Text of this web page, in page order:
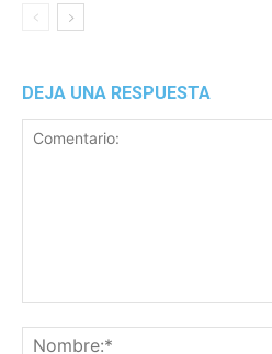
DEJA UNA RESPUESTA